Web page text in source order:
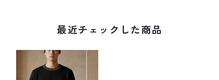
最近チェックした商品